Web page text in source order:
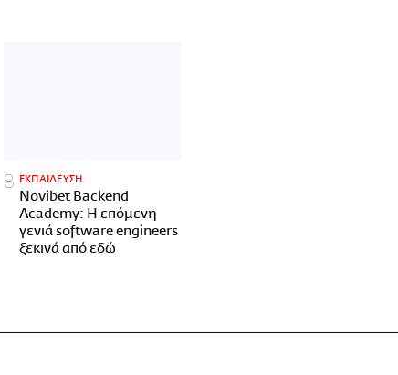
ΕΚΠΑΙΔΕΥΣΗ
Novibet Backend
Academy: Η επόμενη
γενιά software engineers
ξεκινά από εδώ